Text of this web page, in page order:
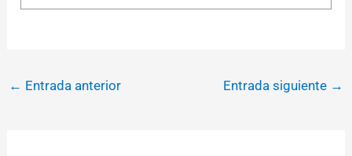
← Entrada anterior Entrada siguiente →